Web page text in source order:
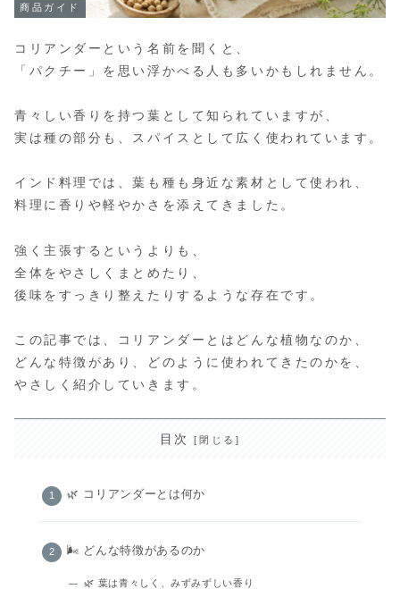
商品ガイド
コリアンダーという名前を聞くと、
「パクチー」を思い浮かべる人も多いかもしれません。
青々しい香りを持つ葉として知られていますが、
実は種の部分も、スパイスとして広く使われています。
インド料理では、葉も種も身近な素材として使われ、
料理に香りや軽やかさを添えてきました。
強く主張するというよりも、
全体をやさしくまとめたり、
後味をすっきり整えたりするような存在です。
この記事では、コリアンダーとはどんな植物なのか、
どんな特徴があり、どのように使われてきたのかを、
やさしく紹介していきます。
目次
🌿 コリアンダーとは何か
🌬 どんな特徴があるのか
🌿 葉は青々しく、みずみずしい香り